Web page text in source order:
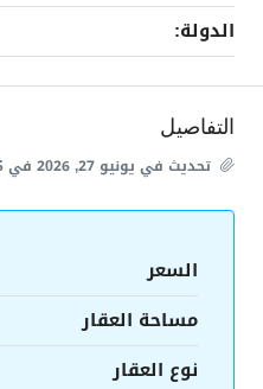
الدولة:
التفاصيل
تحديث في يونيو 27, 2026 في 11:45 ص
السعر
مساحة العقار
نوع العقار